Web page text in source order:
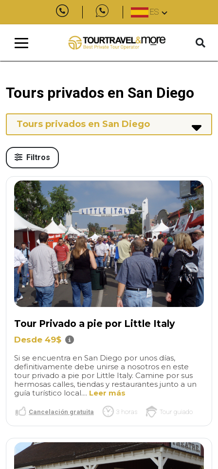
ES
Tours privados en San Diego
Tours privados en San Diego
Filtros
Tour Privado a pie por Little Italy
Desde 49$
Si se encuentra en San Diego por unos días,
definitivamente debe unirse a nosotros en este
tour privado a pie por Little Italy. Camine por sus
hermosas calles, tiendas y restaurantes junto a un
guía turístico local.... Leer más
Cancelación gratuita 3 horas Tour guiado